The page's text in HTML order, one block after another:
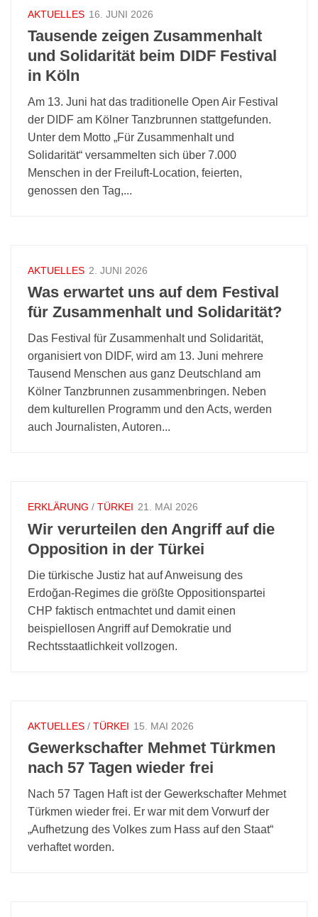
AKTUELLES 16. JUNI 2026
Tausende zeigen Zusammenhalt
und Solidarität beim DIDF Festival
in Köln
Am 13. Juni hat das traditionelle Open Air Festival
der DIDF am Kölner Tanzbrunnen stattgefunden.
Unter dem Motto „Für Zusammenhalt und
Solidarität“ versammelten sich über 7.000
Menschen in der Freiluft-Location, feierten,
genossen den Tag,...
AKTUELLES 2. JUNI 2026
Was erwartet uns auf dem Festival
für Zusammenhalt und Solidarität?
Das Festival für Zusammenhalt und Solidarität,
organisiert von DIDF, wird am 13. Juni mehrere
Tausend Menschen aus ganz Deutschland am
Kölner Tanzbrunnen zusammenbringen. Neben
dem kulturellen Programm und den Acts, werden
auch Journalisten, Autoren...
ERKLÄRUNG / TÜRKEI 21. MAI 2026
Wir verurteilen den Angriff auf die
Opposition in der Türkei
Die türkische Justiz hat auf Anweisung des
Erdoğan-Regimes die größte Oppositionspartei
CHP faktisch entmachtet und damit einen
beispiellosen Angriff auf Demokratie und
Rechtsstaatlichkeit vollzogen.
AKTUELLES / TÜRKEI 15. MAI 2026
Gewerkschafter Mehmet Türkmen
nach 57 Tagen wieder frei
Nach 57 Tagen Haft ist der Gewerkschafter Mehmet
Türkmen wieder frei. Er war mit dem Vorwurf der
„Aufhetzung des Volkes zum Hass auf den Staat“
verhaftet worden.